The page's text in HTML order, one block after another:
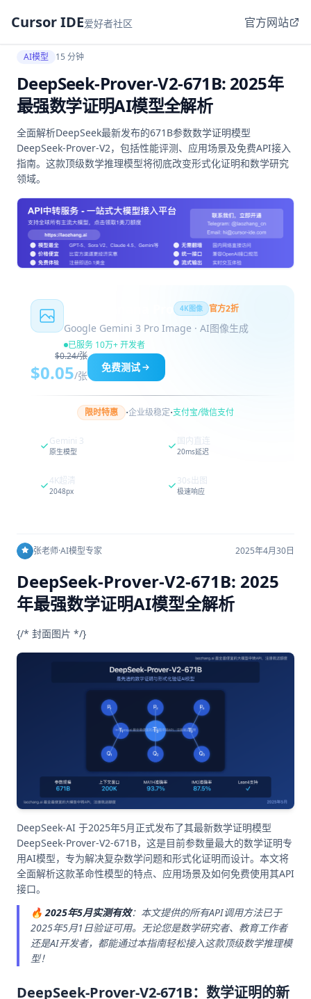
Cursor IDE爱好者社区 官方网站
AI模型 15 分钟
DeepSeek-Prover-V2-671B: 2025年
最强数学证明AI模型全解析
全面解析DeepSeek最新发布的671B参数数学证明模型
DeepSeek-Prover-V2，包括性能评测、应用场景及免费API接入
指南。这款顶级数学推理模型将彻底改变形式化证明和数学研究
领域。
4K图像 官方2折
Google Gemini 3 Pro Image · AI图像生成
已服务 10万+ 开发者
$0.24/张
$0.05/张
免费测试
限时特惠 ·企业级稳定·支付宝/微信支付
Gemini 3
原生模型
国内直连
20ms延迟
4K超清
2048px
30s出图
极速响应
张老师·AI模型专家 2025年4月30日
DeepSeek-Prover-V2-671B: 2025
年最强数学证明AI模型全解析
{/* 封面图片 */}
DeepSeek-AI 于2025年5月正式发布了其最新数学证明模型
DeepSeek-Prover-V2-671B，这是目前参数量最大的数学证明专
用AI模型，专为解决复杂数学问题和形式化证明而设计。本文将
全面解析这款革命性模型的特点、应用场景及如何免费使用其API
接口。
🔥 2025年5月实测有效：本文提供的所有API调用方法已于
2025年5月1日验证可用。无论您是数学研究者、教育工作者
还是AI开发者，都能通过本指南轻松接入这款顶级数学推理模
型！
DeepSeek-Prover-V2-671B：数学证明的新